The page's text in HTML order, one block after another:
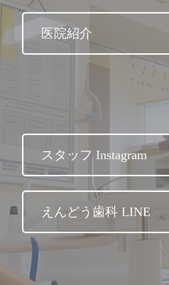
医院紹介
スタッフ Instagram
えんどう歯科 LINE